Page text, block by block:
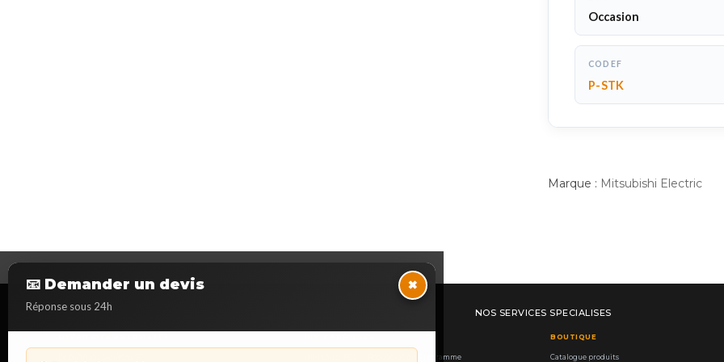
Occasion
CODEF
P-STK
Marque : Mitsubishi Electric
📧 Demander un devis
Réponse sous 24h
×
NOS SERVICES SPECIALISES
IHM Lauer PCS — Récupération Programme
BOUTIQUE
Catalogue produits